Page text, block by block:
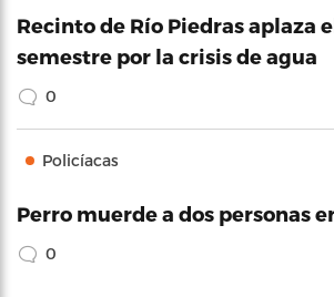
Recinto de Río Piedras aplaza
semestre por la crisis de agua
0
Policíacas
Perro muerde a dos personas
0